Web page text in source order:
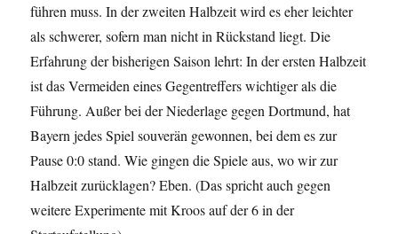
führen muss. In der zweiten Halbzeit wird es eher leichter
als schwerer, sofern man nicht in Rückstand liegt. Die
Erfahrung der bisherigen Saison lehrt: In der ersten Halbzeit
ist das Vermeiden eines Gegentreffers wichtiger als die
Führung. Außer bei der Niederlage gegen Dortmund, hat
Bayern jedes Spiel souverän gewonnen, bei dem es zur
Pause 0:0 stand. Wie gingen die Spiele aus, wo wir zur
Halbzeit zurücklagen? Eben. (Das spricht auch gegen
weitere Experimente mit Kroos auf der 6 in der